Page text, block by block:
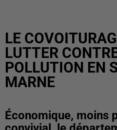
LE
LUTTER
POLLUTION EN
MARNE
Économique, moins